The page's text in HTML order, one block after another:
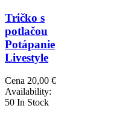
Tričko s
potlačou
Potápanie
Livestyle
Cena 20,00 €
Availability:
50 In Stock